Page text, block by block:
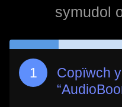
symudol
Copïwch
“